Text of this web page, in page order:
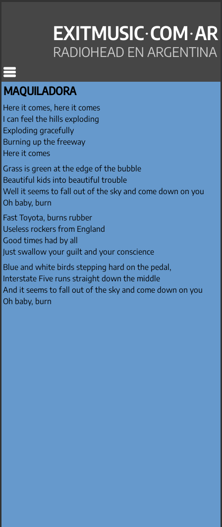
EXITMUSIC·COM·AR
RADIOHEAD EN ARGENTINA
MAQUILADORA
Here it comes, here it comes
I can feel the hills exploding
Exploding gracefully
Burning up the freeway
Here it comes
Grass is green at the edge of the bubble
Beautiful kids into beautiful trouble
Well it seems to fall out of the sky and come down on you
Oh baby, burn
Fast Toyota, burns rubber
Useless rockers from England
Good times had by all
Just swallow your guilt and your conscience
Blue and white birds stepping hard on the pedal,
Interstate Five runs straight down the middle
And it seems to fall out of the sky and come down on you
Oh baby, burn